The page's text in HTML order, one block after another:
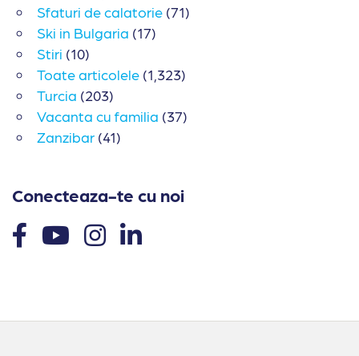
Sfaturi de calatorie (71)
Ski in Bulgaria (17)
Stiri (10)
Toate articolele (1,323)
Turcia (203)
Vacanta cu familia (37)
Zanzibar (41)
Conecteaza-te cu noi